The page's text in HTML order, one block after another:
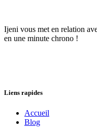
Ijeni vous met en relation
en une minute chrono !
Liens rapides
Accueil
Blog